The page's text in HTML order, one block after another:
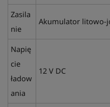
Zasila
nie
Akumulator litowo-
Napię
cie
ładow
ania
12 V DC